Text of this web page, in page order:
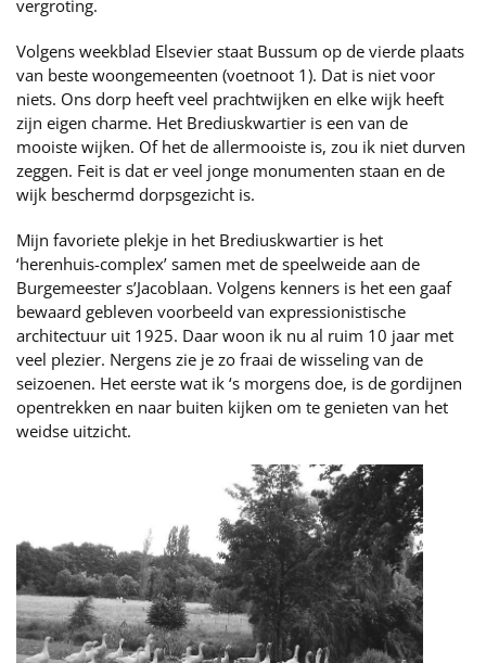
vergroting.
Volgens weekblad Elsevier staat Bussum op de vierde plaats
van beste woongemeenten (voetnoot 1). Dat is niet voor
niets. Ons dorp heeft veel prachtwijken en elke wijk heeft
zijn eigen charme. Het Brediuskwartier is een van de
mooiste wijken. Of het de allermooiste is, zou ik niet durven
zeggen. Feit is dat er veel jonge monumenten staan en de
wijk beschermd dorpsgezicht is.
Mijn favoriete plekje in het Brediuskwartier is het
‘herenhuis-complex’ samen met de speelweide aan de
Burgemeester s’Jacoblaan. Volgens kenners is het een gaaf
bewaard gebleven voorbeeld van expressionistische
architectuur uit 1925. Daar woon ik nu al ruim 10 jaar met
veel plezier. Nergens zie je zo fraai de wisseling van de
seizoenen. Het eerste wat ik ‘s morgens doe, is de gordijnen
opentrekken en naar buiten kijken om te genieten van het
weidse uitzicht.